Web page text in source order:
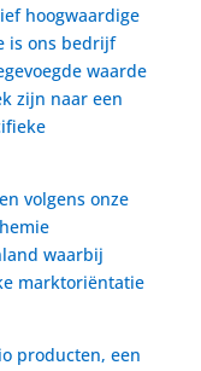
hoogwaardige
is ons bedrijf
waarde
zijn naar een
volgens onze
waarbij
marktoriëntatie
producten, een